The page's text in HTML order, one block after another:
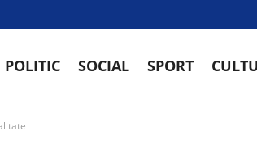
POLITIC SOCIAL SPORT